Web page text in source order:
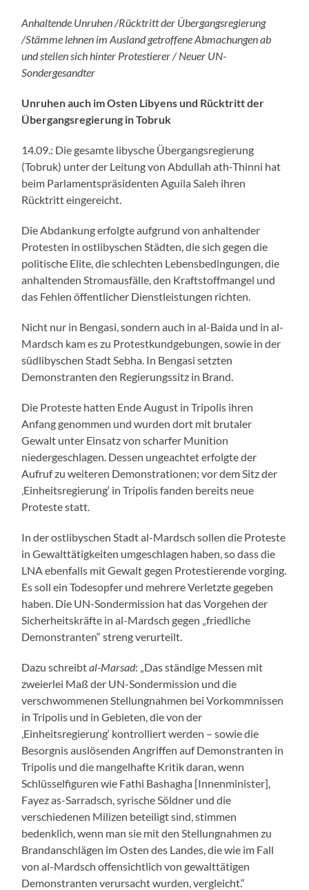
Anhaltende Unruhen /Rücktritt der Übergangsregierung
/Stämme lehnen im Ausland getroffene Abmachungen ab
und stellen sich hinter Protestierer / Neuer UN-
Sondergesandter
Unruhenauch imOsten Libyens und Rücktritt der
Übergangsregierung in Tobruk
14.09.: Die gesamte libysche Übergangsregierung
(Tobruk) unter der Leitung von Abdullah ath-Thinni hat
beim Parlamentspräsidenten Aguila Saleh ihren
Rücktritt eingereicht.
Die Abdankung erfolgte aufgrund von anhaltender
Protesten in ostlibyschen Städten, die sich gegen die
politische Elite, die schlechten Lebensbedingungen, die
anhaltenden Stromausfälle, den Kraftstoffmangel und
das Fehlen öffentlicher Dienstleistungen richten.
Nicht nur in Bengasi, sondern auch in al-Baida und in al-
Mardsch kam es zu Protestkundgebungen, sowie in der
südlibyschen Stadt Sebha. In Bengasi setzten
Demonstranten den Regierungssitz in Brand.
Die Proteste hatten Ende August in Tripolis ihren
Anfang genommen und wurden dort mit brutaler
Gewalt unter Einsatz von scharfer Munition
niedergeschlagen. Dessen ungeachtet erfolgte der
Aufruf zu weiteren Demonstrationen; vor dem Sitz der
‚Einheitsregierung‘ in Tripolis fanden bereits neue
Proteste statt.
In der ostlibyschen Stadt al-Mardsch sollen die Proteste
in Gewalttätigkeiten umgeschlagen haben, so dass die
LNA ebenfalls mit Gewalt gegen Protestierende vorging.
Es soll ein Todesopfer und mehrere Verletzte gegeben
haben. Die UN-Sondermission hat das Vorgehen der
Sicherheitskräfte in al-Mardsch gegen „friedliche
Demonstranten“ streng verurteilt.
Dazu schreibtal-Marsad: „Das ständige Messen mit
zweierlei Maß der UN-Sondermission und die
verschwommenen Stellungnahmen bei Vorkommnissen
in Tripolis und in Gebieten, die von der
‚Einheitsregierung‘ kontrolliert werden – sowie die
Besorgnis auslösenden Angriffen auf Demonstranten in
Tripolis und die mangelhafte Kritik daran, wenn
Schlüsselfiguren wie Fathi Bashagha [Innenminister],
Fayez as-Sarradsch, syrische Söldner und die
verschiedenen Milizen beteiligt sind, stimmen
bedenklich, wenn man sie mit den Stellungnahmen zu
Brandanschlägen im Osten des Landes, die wie im Fall
von al-Mardsch offensichtlich von gewalttätigen
Demonstranten verursacht wurden, vergleicht.“